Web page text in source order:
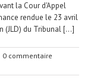
la Cour d'Appel
rendue le 23 avril
(JLD) du Tribunal [...]
0 commentaire